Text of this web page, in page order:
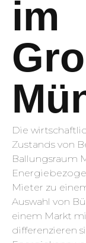
im
Die
Zustands von
Ballungsraum
Mieter zu
Auswahl von
einem Markt
differenzieren